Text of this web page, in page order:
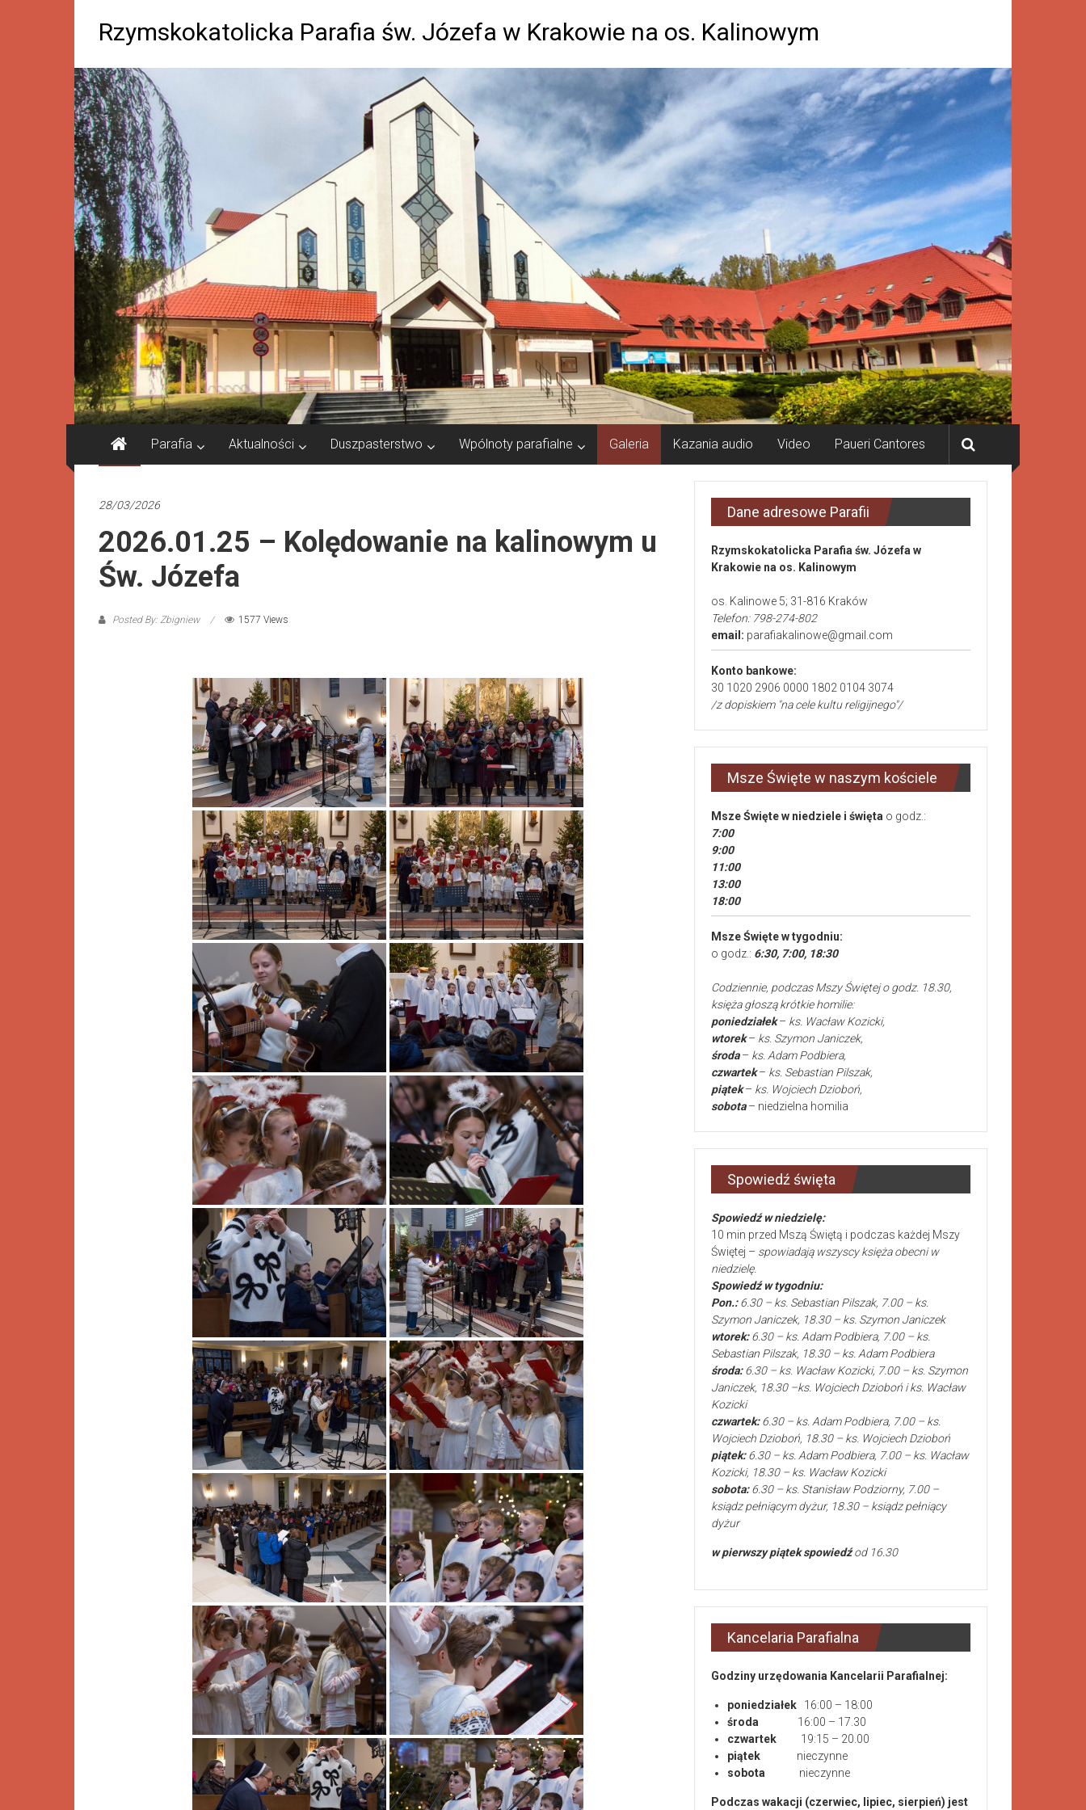
Rzymskokatolicka Parafia św. Józefa w Krakowie na os. Kalinowym
Parafia Aktualności Duszpasterstwo Wpólnoty parafialne Galeria Kazania audio Video Paueri Cantores
28/03/2026
2026.01.25 – Kolędowanie na kalinowym u
Św. Józefa
Posted By: Zbigniew 1577 Views
Dane adresowe Parafii
Rzymskokatolicka Parafia św. Józefa w
Krakowie na os. Kalinowym
os. Kalinowe 5; 31-816 Kraków
Telefon: 798-274-802
email: parafiakalinowe@gmail.com
Konto bankowe:
30 1020 2906 0000 1802 0104 3074
/z dopiskiem "na cele kultu religijnego"/
Msze Święte w naszym kościele
Msze Świętew niedziele i święta o godz.:
7:00
9:00
11:00
13:00
18:00
Msze Święte w tygodniu:
o godz.: 6:30, 7:00, 18:30
Codziennie, podczas Mszy Świętej o godz. 18.30,
księża głoszą krótkie homilie:
poniedziałek– ks. Wacław Kozicki,
wtorek– ks. Szymon Janiczek,
środa– ks. Adam Podbiera,
czwartek– ks. Sebastian Pilszak,
piątek– ks. Wojciech Dzioboń,
sobota– niedzielna homilia
Spowiedź święta
Spowiedź w niedzielę:
10 min przed Mszą Świętą i podczas każdej Mszy
Świętej – spowiadają wszyscy księża obecni w
niedzielę.
Spowiedź w tygodniu:
Pon.:6.30 – ks. Sebastian Pilszak, 7.00 – ks.
Szymon Janiczek, 18.30 – ks. Szymon Janiczek
wtorek:6.30 – ks. Adam Podbiera, 7.00 – ks.
Sebastian Pilszak, 18.30 – ks. Adam Podbiera
środa:6.30 – ks. Wacław Kozicki, 7.00 – ks. Szymon
Janiczek, 18.30 –ks. Wojciech Dzioboń i ks. Wacław
Kozicki
czwartek:6.30 – ks. Adam Podbiera, 7.00 – ks.
Wojciech Dzioboń, 18.30 – ks. Wojciech Dzioboń
piątek:6.30 – ks. Adam Podbiera, 7.00 – ks. Wacław
Kozicki, 18.30 – ks. Wacław Kozicki
sobota:6.30 – ks. Stanisław Podziorny, 7.00 –
ksiądz pełniącym dyżur, 18.30 – ksiądz pełniący
dyżur
w pierwszy piątek spowiedźod 16.30
Kancelaria Parafialna
Godziny urzędowania Kancelarii Parafialnej:
poniedziałek
16:00 – 18:00
środa
16:00 – 17.30
czwartek 19:15 – 20.00
piątek
nieczynne
sobota nieczynne
Podczas wakacji (czerwiec, lipiec, sierpień) jest